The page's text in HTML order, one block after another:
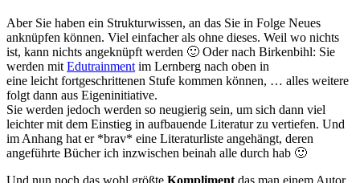
Aber Sie haben ein Strukturwissen, an das Sie in Folge Neues
anknüpfen können. Viel einfacher als ohne dieses. Weil wo nichts
ist, kann nichts angeknüpft werden 🙂 Oder nach Birkenbihl: Sie
werden mit Edutrainment im Lernberg nach oben in
eine leicht fortgeschrittenen Stufe kommen können, … alles weitere
folgt dann aus Eigeninitiative.
Sie werden jedoch werden so neugierig sein, um sich dann viel
leichter mit dem Einstieg in aufbauende Literatur zu vertiefen. Und
im Anhang hat er *brav* eine Literaturliste angehängt, deren
angeführte Bücher ich inzwischen beinah alle durch hab 🙂
Und nun noch das wohl größte Kompliment das man einem Autor